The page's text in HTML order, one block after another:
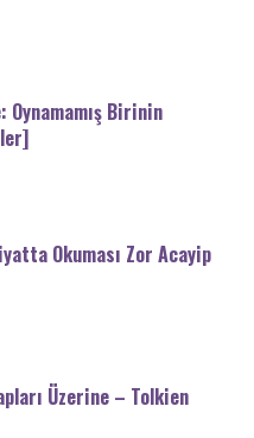
Oynamamış Birinin
Okuması Zor Acayip
Üzerine – Tolkien